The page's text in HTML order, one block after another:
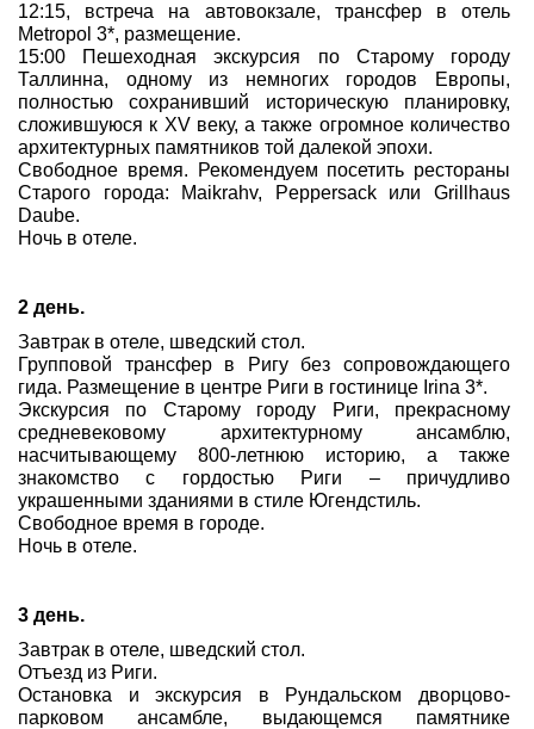
12:15, встреча на автовокзале, трансфер в отель
Metropol 3*, размещение.
15:00 Пешеходная экскурсия по Старому городу
Таллинна, одному из немногих городов Европы,
полностью сохранивший историческую планировку,
сложившуюся к XV веку, а также огромное количество
архитектурных памятников той далекой эпохи.
Свободное время. Рекомендуем посетить рестораны
Старого города: Maikrahv, Peppersack или Grillhaus
Daube.
Ночь в отеле.
2 день.
Завтрак в отеле, шведский стол.
Групповой трансфер в Ригу без сопровождающего
гида. Размещение в центре Риги в гостинице Irina 3*.
Экскурсия по Старому городу Риги, прекрасному
средневековому архитектурному ансамблю,
насчитывающему 800-летнюю историю, а также
знакомство с гордостью Риги – причудливо
украшенными зданиями в стиле Югендстиль.
Свободное время в городе.
Ночь в отеле.
3 день.
Завтрак в отеле, шведский стол.
Отъезд из Риги.
Остановка и экскурсия в Рундальском дворцово-
парковом ансамбле, выдающемся памятнике